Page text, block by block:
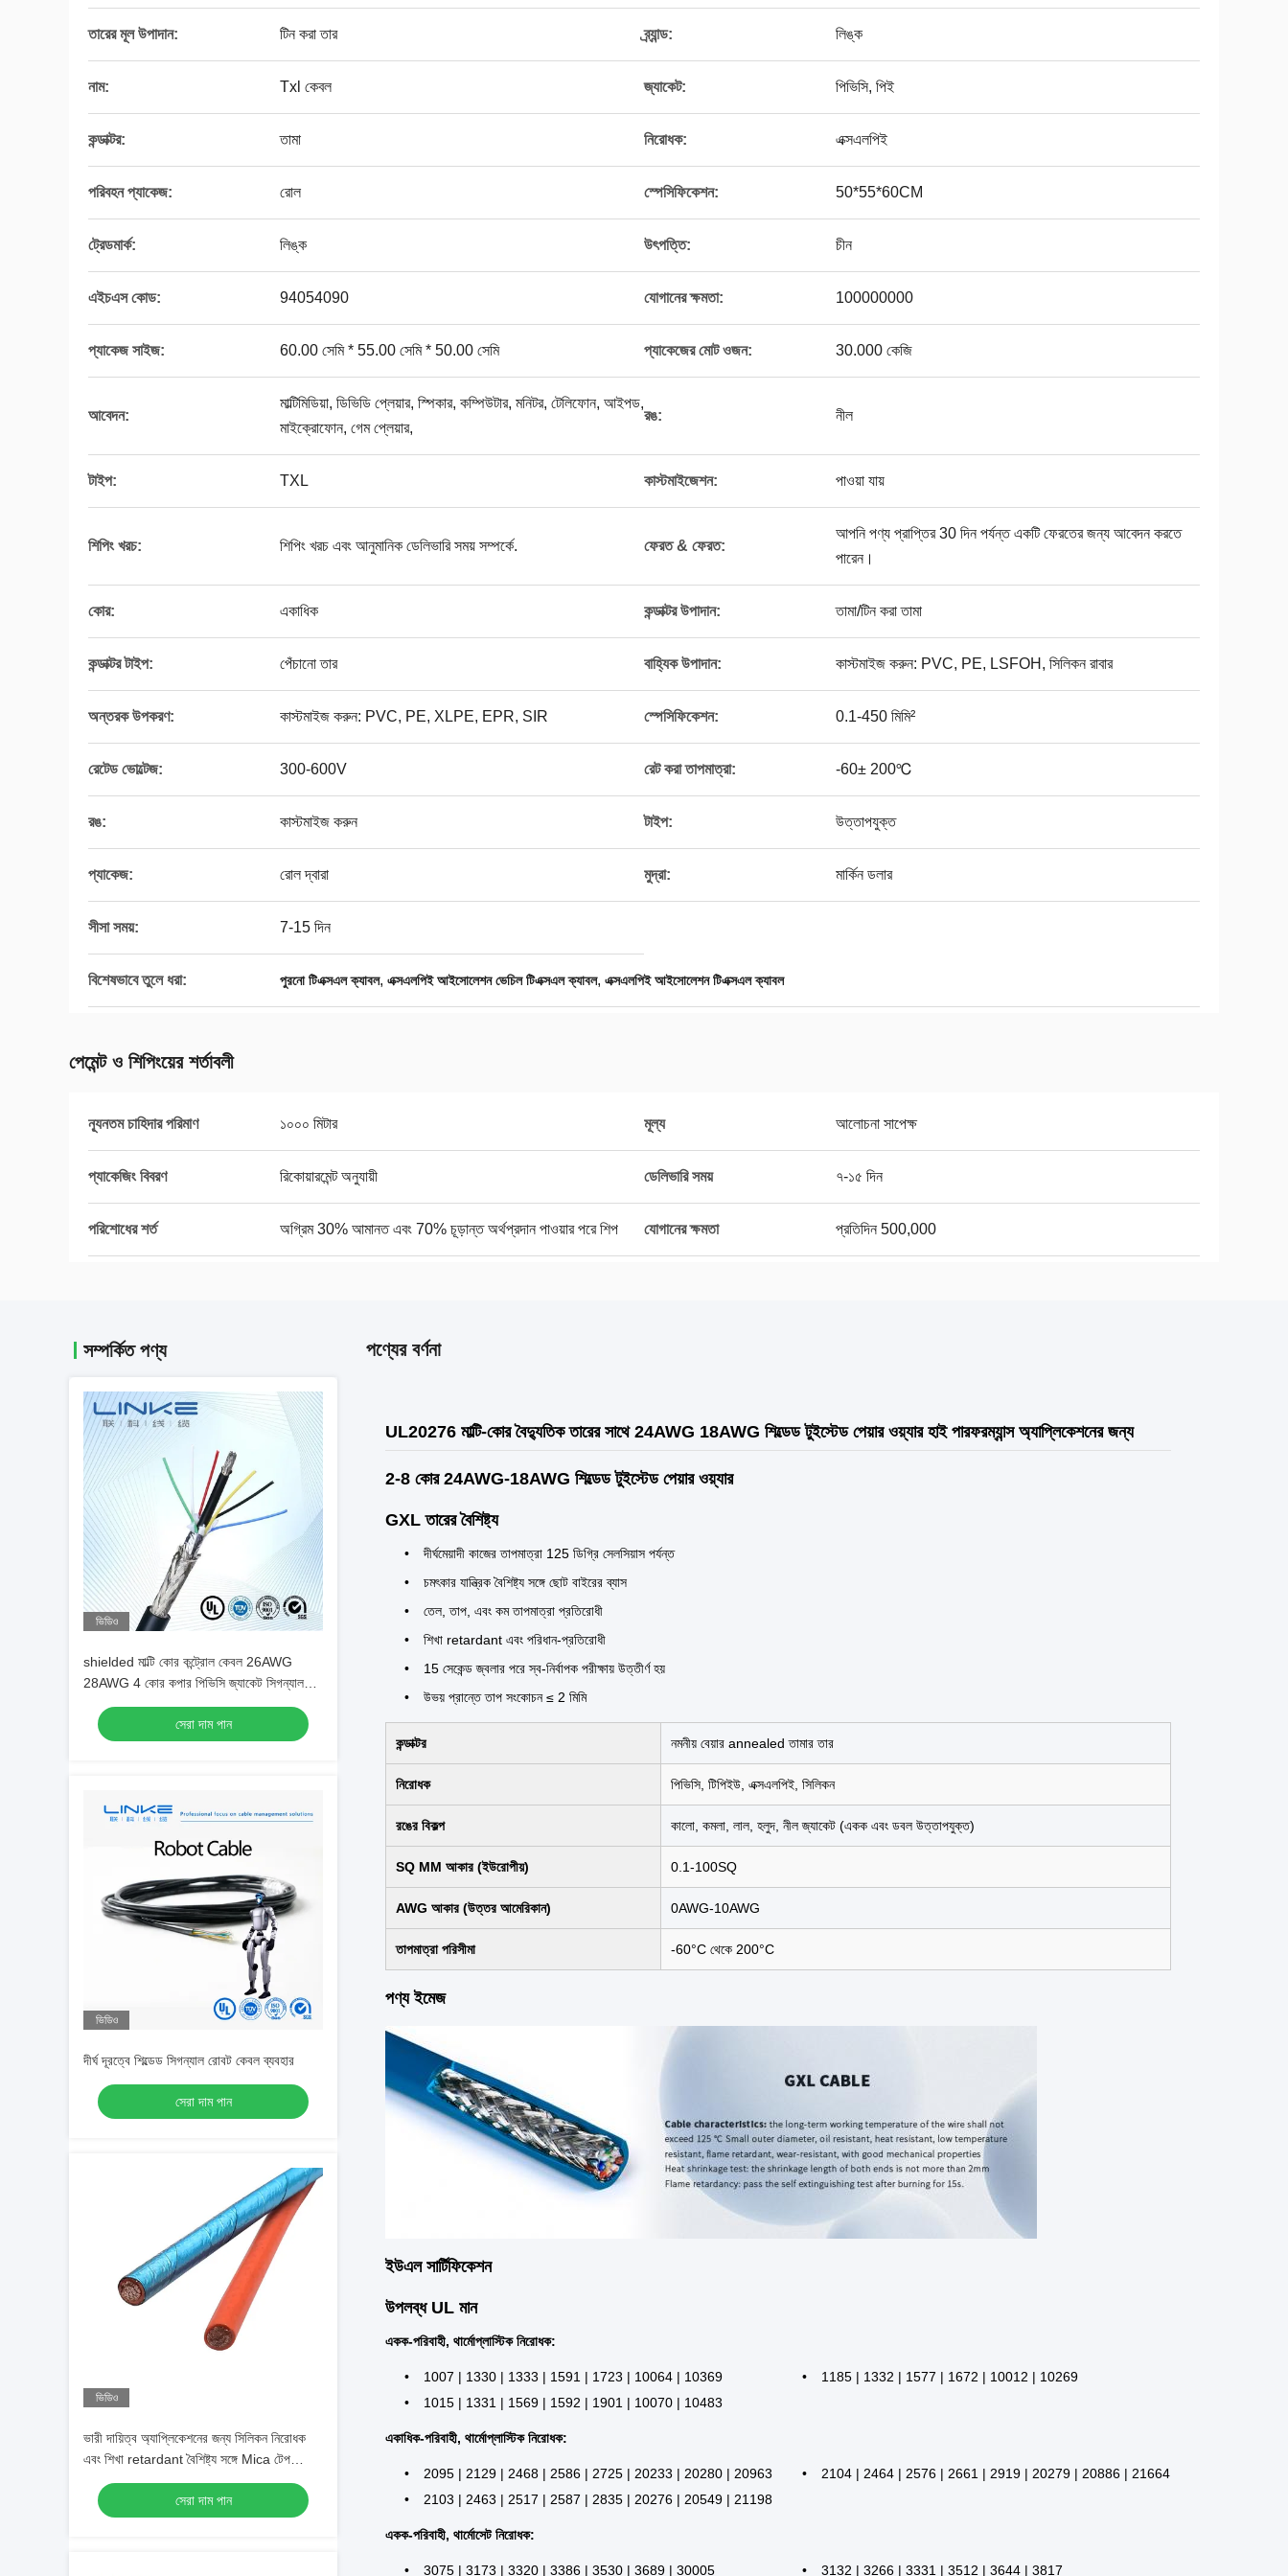
তারের মূল উপাদান: টিন করা তার ব্র্যান্ড: লিঙ্ক
নাম: Txl কেবল জ্যাকেট: পিভিসি, পিই
কন্ডাক্টর: তামা নিরোধক: এক্সএলপিই
পরিবহন প্যাকেজ: রোল স্পেসিফিকেশন: 50*55*60CM
ট্রেডমার্ক: লিঙ্ক উৎপত্তি: চীন
এইচএস কোড: 94054090 যোগানের ক্ষমতা: 100000000
প্যাকেজ সাইজ: 60.00 সেমি * 55.00 সেমি * 50.00 সেমি প্যাকেজের মোট ওজন: 30.000 কেজি
আবেদন:
মাল্টিমিডিয়া, ডিভিডি প্লেয়ার, স্পিকার, কম্পিউটার, মনিটর, টেলিফোন, আইপড,
মাইক্রোফোন, গেম প্লেয়ার,
রঙ: নীল
টাইপ: TXL কাস্টমাইজেশন: পাওয়া যায়
শিপিং খরচ: শিপিং খরচ এবং আনুমানিক ডেলিভারি সময় সম্পর্কে. ফেরত & ফেরত:
আপনি পণ্য প্রাপ্তির 30 দিন পর্যন্ত একটি ফেরতের জন্য আবেদন করতে
পারেন।
কোর: একাধিক কন্ডাক্টর উপাদান: তামা/টিন করা তামা
কন্ডাক্টর টাইপ: পেঁচানো তার বাহ্যিক উপাদান: কাস্টমাইজ করুন: PVC, PE, LSFOH, সিলিকন রাবার
অন্তরক উপকরণ: কাস্টমাইজ করুন: PVC, PE, XLPE, EPR, SIR স্পেসিফিকেশন: 0.1-450 মিমি²
রেটেড ভোল্টেজ: 300-600V রেট করা তাপমাত্রা: -60± 200℃
রঙ: কাস্টমাইজ করুন টাইপ: উত্তাপযুক্ত
প্যাকেজ: রোল দ্বারা মুদ্রা: মার্কিন ডলার
সীসা সময়: 7-15 দিন
বিশেষভাবে তুলে ধরা: পুরনো টিএক্সএল ক্যাবল, এক্সএলপিই আইসোলেশন ভেচিল টিএক্সএল ক্যাবল, এক্সএলপিই আইসোলেশন টিএক্সএল ক্যাবল
পেমেন্ট ও শিপিংয়ের শর্তাবলী
ন্যূনতম চাহিদার পরিমাণ ১০০০ মিটার মূল্য আলোচনা সাপেক্ষ
প্যাকেজিং বিবরণ রিকোয়ারমেন্ট অনুযায়ী ডেলিভারি সময় ৭-১৫ দিন
পরিশোধের শর্ত অগ্রিম 30% আমানত এবং 70% চূড়ান্ত অর্থপ্রদান পাওয়ার পরে শিপ যোগানের ক্ষমতা প্রতিদিন 500,000
সম্পর্কিত পণ্য
ভিডিও
shielded মাল্টি কোর কন্ট্রোল কেবল 26AWG
28AWG 4 কোর কপার পিভিসি জ্যাকেট সিগন্যাল
সেরা দাম পান
ভিডিও
দীর্ঘ দূরত্বে শিল্ডেড সিগন্যাল রোবট কেবল ব্যবহার
সেরা দাম পান
ভিডিও
ভারী দায়িত্ব অ্যাপ্লিকেশনের জন্য সিলিকন নিরোধক
এবং শিখা retardant বৈশিষ্ট্য সঙ্গে Mica টেপ
shielded অগ্নি বিপদাশঙ্কা তারের
সেরা দাম পান
পণ্যের বর্ণনা
UL20276 মাল্টি-কোর বৈদ্যুতিক তারের সাথে 24AWG 18AWG শিল্ডেড টুইস্টেড পেয়ার ওয়্যার হাই পারফরম্যান্স অ্যাপ্লিকেশনের জন্য
2-8 কোর 24AWG-18AWG শিল্ডেড টুইস্টেড পেয়ার ওয়্যার
GXL তারের বৈশিষ্ট্য
দীর্ঘমেয়াদী কাজের তাপমাত্রা 125 ডিগ্রি সেলসিয়াস পর্যন্ত
চমৎকার যান্ত্রিক বৈশিষ্ট্য সঙ্গে ছোট বাইরের ব্যাস
তেল, তাপ, এবং কম তাপমাত্রা প্রতিরোধী
শিখা retardant এবং পরিধান-প্রতিরোধী
15 সেকেন্ড জ্বলার পরে স্ব-নির্বাপক পরীক্ষায় উত্তীর্ণ হয়
উভয় প্রান্তে তাপ সংকোচন ≤ 2 মিমি
কন্ডাক্টর নমনীয় বেয়ার annealed তামার তার
নিরোধক পিভিসি, টিপিইউ, এক্সএলপিই, সিলিকন
রঙের বিকল্প কালো, কমলা, লাল, হলুদ, নীল জ্যাকেট (একক এবং ডবল উত্তাপযুক্ত)
SQ MM আকার (ইউরোপীয়) 0.1-100SQ
AWG আকার (উত্তর আমেরিকান) 0AWG-10AWG
তাপমাত্রা পরিসীমা -60°C থেকে 200°C
পণ্য ইমেজ
ইউএল সার্টিফিকেশন
উপলব্ধ UL মান
একক-পরিবাহী, থার্মোপ্লাস্টিক নিরোধক:
1007 | 1330 | 1333 | 1591 | 1723 | 10064 | 10369
1015 | 1331 | 1569 | 1592 | 1901 | 10070 | 10483
1185 | 1332 | 1577 | 1672 | 10012 | 10269
একাধিক-পরিবাহী, থার্মোপ্লাস্টিক নিরোধক:
2095 | 2129 | 2468 | 2586 | 2725 | 20233 | 20280 | 20963
2103 | 2463 | 2517 | 2587 | 2835 | 20276 | 20549 | 21198
2104 | 2464 | 2576 | 2661 | 2919 | 20279 | 20886 | 21664
একক-পরিবাহী, থার্মোসেট নিরোধক:
3075 | 3173 | 3320 | 3386 | 3530 | 3689 | 30005 3132 | 3266 | 3331 | 3512 | 3644 | 3817